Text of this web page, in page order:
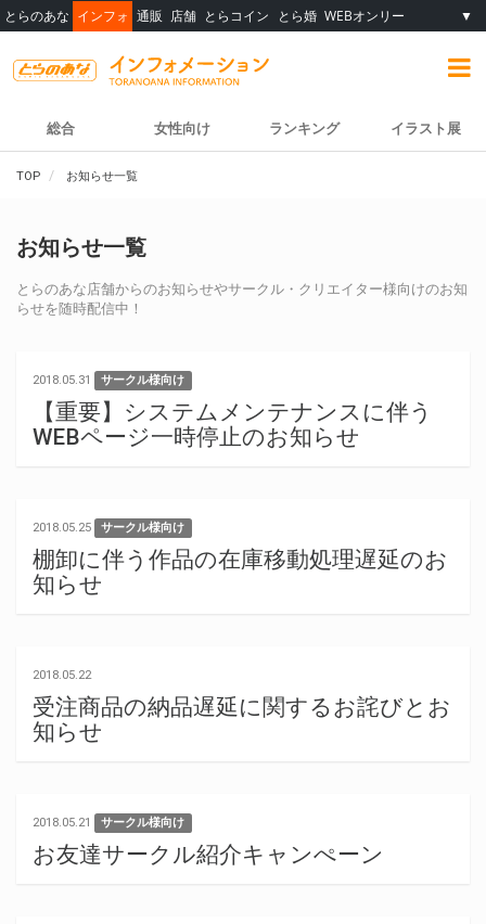
とらのあな インフォ 通販 店舗 とらコイン とら婚 WEBオンリー ▼
総合 女性向け ランキング イラスト展
TOP お知らせ一覧
お知らせ一覧
とらのあな店舗からのお知らせやサークル・クリエイター様向けのお知
らせを随時配信中！
2018.05.31 サークル様向け
【重要】システムメンテナンスに伴う
WEBページ一時停止のお知らせ
2018.05.25 サークル様向け
棚卸に伴う作品の在庫移動処理遅延のお
知らせ
2018.05.22
受注商品の納品遅延に関するお詫びとお
知らせ
2018.05.21 サークル様向け
お友達サークル紹介キャンぺーン